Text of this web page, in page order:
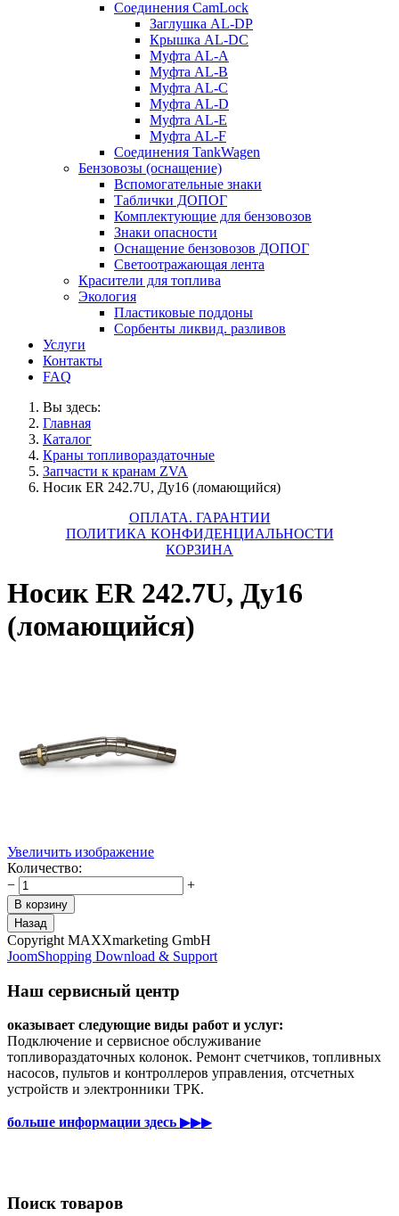
Соединения CamLock
Заглушка AL-DP
Крышка AL-DC
Муфта AL-A
Муфта AL-B
Муфта AL-C
Муфта AL-D
Муфта AL-E
Муфта AL-F
Соединения TankWagen
Бензовозы (оснащение)
Вспомогательные знаки
Таблички ДОПОГ
Комплектующие для бензовозов
Знаки опасности
Оснащение бензовозов ДОПОГ
Светоотражающая лента
Красители для топлива
Экология
Пластиковые поддоны
Сорбенты ликвид. разливов
Услуги
Контакты
FAQ
Вы здесь:
Главная
Каталог
Краны топливораздаточные
Запчасти к кранам ZVA
Носик ER 242.7U, Ду16 (ломающийся)
ОПЛАТА. ГАРАНТИИ
ПОЛИТИКА КОНФИДЕНЦИАЛЬНОСТИ
КОРЗИНА
Носик ER 242.7U, Ду16
(ломающийся)
Увеличить изображение
Количество:
−
+
Copyright MAXXmarketing GmbH
JoomShopping Download & Support
Наш сервисный центр
оказывает следующие виды работ и услуг:
Подключение и сервисное обслуживание
топливораздаточных колонок. Ремонт счетчиков, топливных
насосов, пультов и контроллеров управления, отсчетных
устройств и электронники ТРК.
больше информации здесь ▶▶▶
Поиск товаров